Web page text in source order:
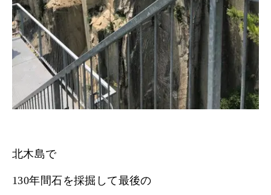
北木島で
130年間石を採掘して最後の